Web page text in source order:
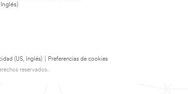
Inglés)
(US, Inglés)
Preferencias de cookies
reservados..